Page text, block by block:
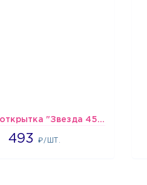
Шарик-открытка "Звезда 45 см" №1
493₽/ШТ.
493